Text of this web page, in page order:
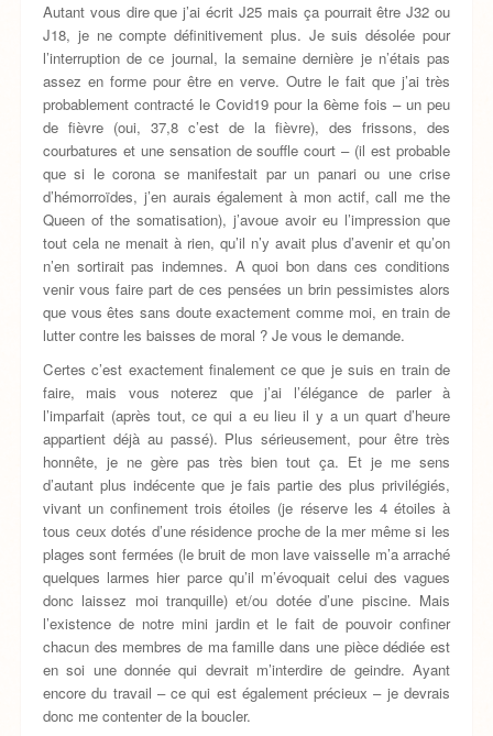
Autant vous dire que j’ai écrit J25 mais ça pourrait être J32 ou
J18, je ne compte définitivement plus. Je suis désolée pour
l’interruption de ce journal, la semaine dernière je n’étais pas
assez en forme pour être en verve. Outre le fait que j’ai très
probablement contracté le Covid19 pour la 6ème fois – un peu
de fièvre (oui, 37,8 c’est de la fièvre), des frissons, des
courbatures et une sensation de souffle court – (il est probable
que si le corona se manifestait par un panari ou une crise
d’hémorroïdes, j’en aurais également à mon actif, call me the
Queen of the somatisation), j’avoue avoir eu l’impression que
tout cela ne menait à rien, qu’il n’y avait plus d’avenir et qu’on
n’en sortirait pas indemnes. A quoi bon dans ces conditions
venir vous faire part de ces pensées un brin pessimistes alors
que vous êtes sans doute exactement comme moi, en train de
lutter contre les baisses de moral ? Je vous le demande.
Certes c’est exactement finalement ce que je suis en train de
faire, mais vous noterez que j’ai l’élégance de parler à
l’imparfait (après tout, ce qui a eu lieu il y a un quart d’heure
appartient déjà au passé). Plus sérieusement, pour être très
honnête, je ne gère pas très bien tout ça. Et je me sens
d’autant plus indécente que je fais partie des plus privilégiés,
vivant un confinement trois étoiles (je réserve les 4 étoiles à
tous ceux dotés d’une résidence proche de la mer même si les
plages sont fermées (le bruit de mon lave vaisselle m’a arraché
quelques larmes hier parce qu’il m’évoquait celui des vagues
donc laissez moi tranquille) et/ou dotée d’une piscine. Mais
l’existence de notre mini jardin et le fait de pouvoir confiner
chacun des membres de ma famille dans une pièce dédiée est
en soi une donnée qui devrait m’interdire de geindre. Ayant
encore du travail – ce qui est également précieux – je devrais
donc me contenter de la boucler.